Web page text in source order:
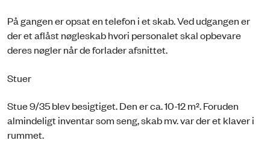
På gangen er opsat en telefon i et skab. Ved udgangen er
der et aflåst nøgleskab hvori personalet skal opbevare
deres nøgler når de forlader afsnittet.
Stuer
Stue 9/35 blev besigtiget. Den er ca. 10-12 m². Foruden
almindeligt inventar som seng, skab mv. var der et klaver i
rummet.